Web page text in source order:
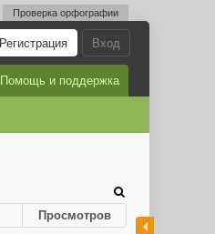
Проверка орфографии
Вход
Регистрация
Помощь и поддержка
Просмотров